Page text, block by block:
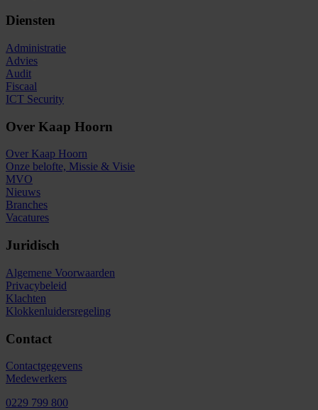
Diensten
Administratie
Advies
Audit
Fiscaal
ICT Security
Over Kaap Hoorn
Over Kaap Hoorn
Onze belofte, Missie & Visie
MVO
Nieuws
Branches
Vacatures
Juridisch
Algemene Voorwaarden
Privacybeleid
Klachten
Klokkenluidersregeling
Contact
Contactgegevens
Medewerkers
0229 799 800